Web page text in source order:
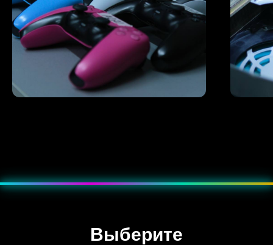
???? Эффект — мягкое пульсирующее свечение, как неоновая
Выберите